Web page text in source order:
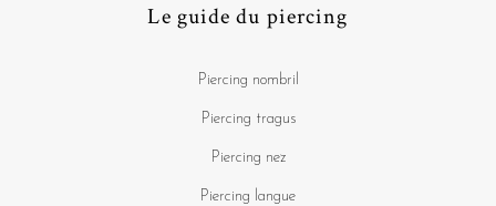
Le guide du piercing
Piercing nombril
Piercing tragus
Piercing nez
Piercing langue